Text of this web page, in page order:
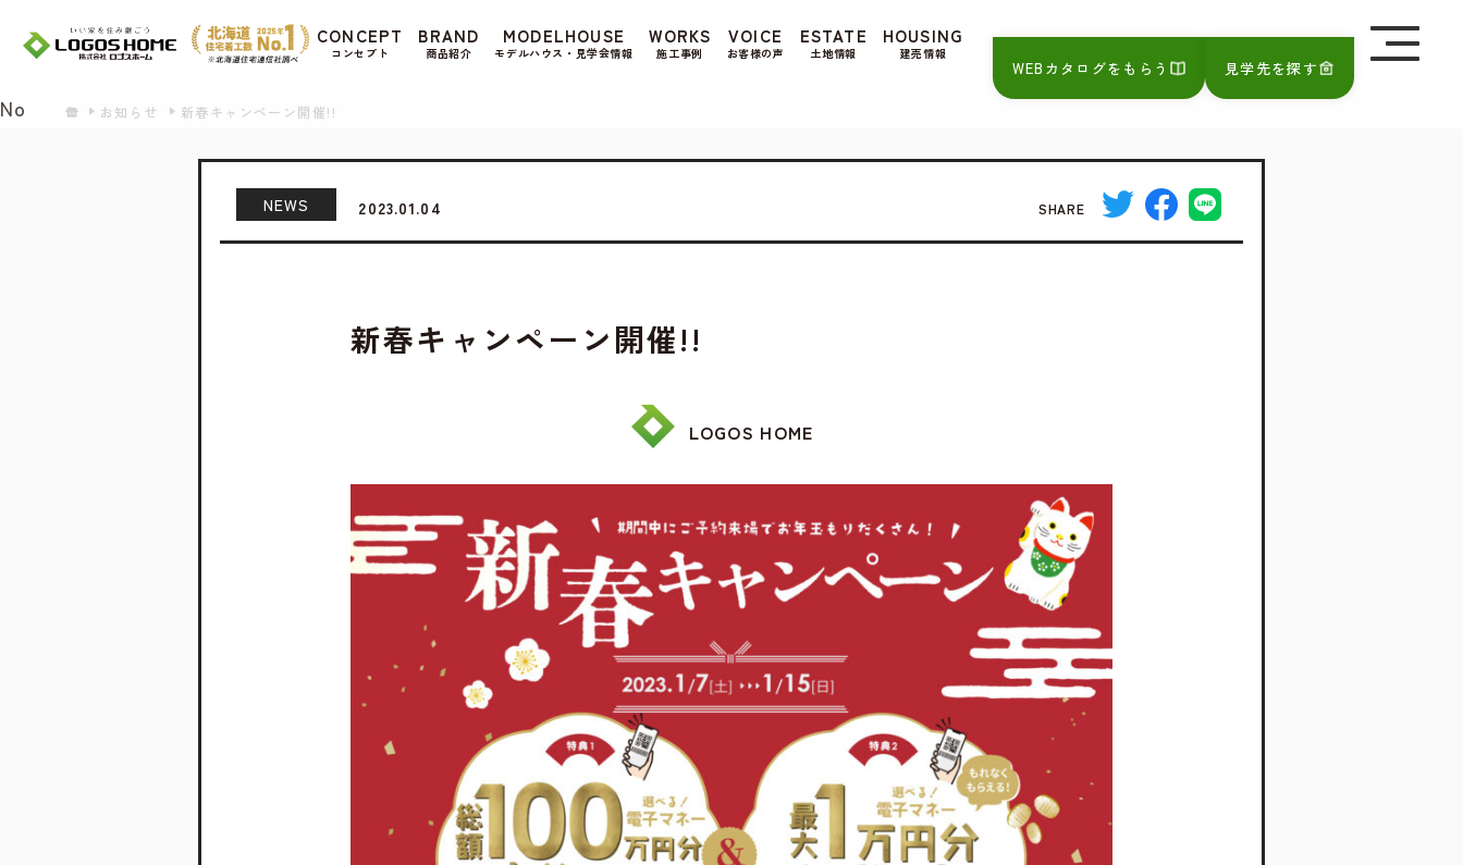
CONCEPT
コンセプト
BRAND
商品紹介
MODELHOUSE
モデルハウス・見学会情報
WORKS
施工事例
VOICE
お客様の声
ESTATE
土地情報
HOUSING
建売情報
お知らせ 新春キャンペーン開催!!
NEWS 2023.01.04 SHARE
新春キャンペーン開催!!
LOGOS HOME
WEBカタログをもらう 見学先を探す
Cookie を使用して、お客様の活動を追跡してもよろしいですか? 当社ではお客様のプライバシーを極めて重視しています。詳細について、およびご質問
がある場合は、当社のプライバシーポリシーをご覧ください。
No